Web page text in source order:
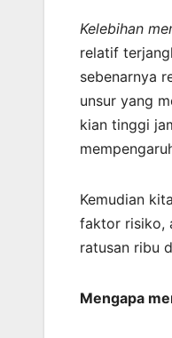
Kelebihan
relatif
sebenarnya
unsur yang
kian tinggi
Kemudian
faktor risiko,
ratusan ribu
Mengapa